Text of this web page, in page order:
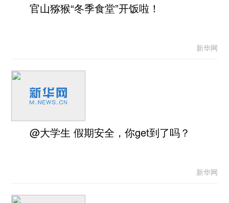
官山猕猴“冬季食堂”开饭啦！
新华网
@大学生 假期安全，你get到了吗？
新华网